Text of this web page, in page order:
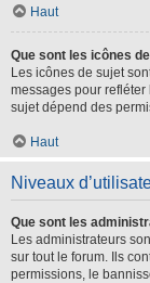
Haut
Que sont les icônes
Les icônes de sujet
messages pour refléter
sujet dépend des
Haut
Niveaux
Que sont les
Les administrateurs
sur tout le forum. Ils
permissions, le